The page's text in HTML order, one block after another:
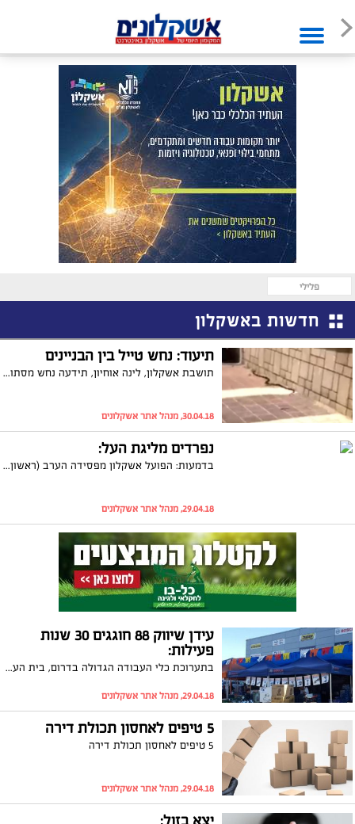
פלילי
חדשות באשקלון
תיעוד: נחש טייל בין הבניינים
תושבת אשקלון, לינה אוחיון, תידעה נחש מסתובב בין הבניינים בשכונת ברנע. היא הזעיקה את המוקד העירוני ותיעדה את צעדיו
30.04.18, מנהל אתר אשקלונים
נפרדים מליגת העל:
בדמעות: הפועל אשקלון מפסידה הערב (ראשון) למ.ס אשדוד 1-0 ויורדת באופן רשמי לליגה השנייה. המאמן מסאי דגו: "צריכים להרים את הראש ולהמשיך הלאה"
29.04.18, מנהל אתר אשקלונים
עידן שיווק 88 חוגגים 30 שנות
פעילות:
בתערוכת כלי העבודה הגדולה בדרום, בית העסק המוביל לאספקה טכנית, "עידן שיווק 88", יחגוג בשבוע הבא 30 שנות פעילות בתערוכה עם מחירים מיוחדים והגרלות
29.04.18, מנהל אתר אשקלונים
5 טיפים לאחסון תכולת דירה
5 טיפים לאחסון תכולת דירה
29.04.18, מנהל אתר אשקלונים